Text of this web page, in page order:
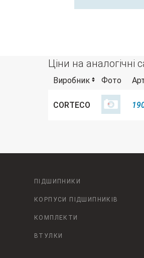
Ціни на аналогічні
Виробник Фото
CORTECO
ПІДШИПНИКИ
КОРПУСИ ПІДШИПНИКІВ
КОМПЛЕКТИ
ВТУЛКИ